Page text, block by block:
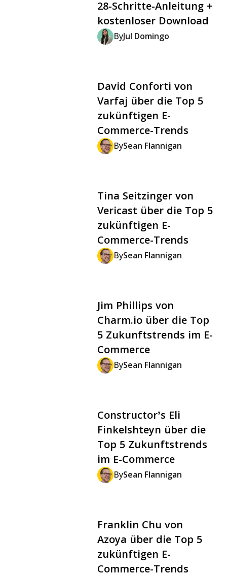
28-Schritte-Anleitung +
kostenloser Download
By Jul Domingo
David Conforti von
Varfaj über die Top 5
zukünftigen E-
Commerce-Trends
BySean Flannigan
Tina Seitzinger von
Vericast über die Top 5
zukünftigen E-
Commerce-Trends
BySean Flannigan
Jim Phillips von
Charm.io über die Top
5 Zukunftstrends im E-
Commerce
BySean Flannigan
Constructor’s Eli
Finkelshteyn über die
Top 5 Zukunftstrends
im E-Commerce
BySean Flannigan
Franklin Chu von
Azoya über die Top 5
zukünftigen E-
Commerce-Trends